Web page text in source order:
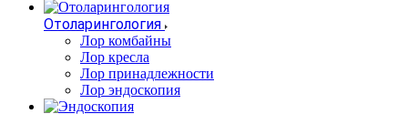
Отоларингология
Лор комбайны
Лор кресла
Лор принадлежности
Лор эндоскопия